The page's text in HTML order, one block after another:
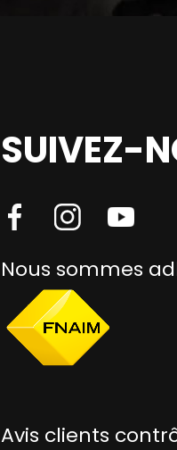
SUIVEZ-
Nous sommes
Avis clients